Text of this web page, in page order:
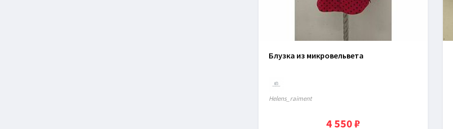
Блузка из микровельвета
Нelens_raiment
4 550 ₽